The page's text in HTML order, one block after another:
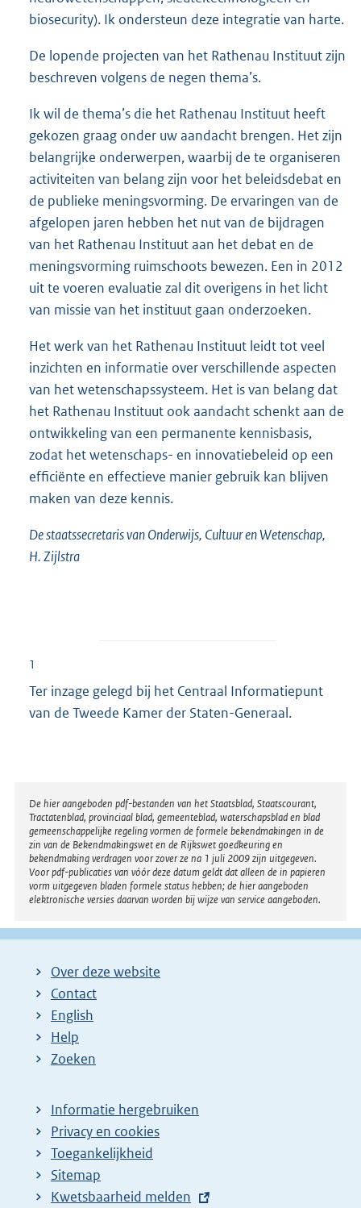
biosecurity). Ik ondersteun deze integratie van harte.
De lopende projecten van het Rathenau Instituut zijn
beschreven volgens de negen thema’s.
Ik wil de thema’s die het Rathenau Instituut heeft
gekozen graag onder uw aandacht brengen. Het zijn
belangrijke onderwerpen, waarbij de te organiseren
activiteiten van belang zijn voor het beleidsdebat en
de publieke meningsvorming. De ervaringen van de
afgelopen jaren hebben het nut van de bijdragen
van het Rathenau Instituut aan het debat en de
meningsvorming ruimschoots bewezen. Een in 2012
uit te voeren evaluatie zal dit overigens in het licht
van missie van het instituut gaan onderzoeken.
Het werk van het Rathenau Instituut leidt tot veel
inzichten en informatie over verschillende aspecten
van het wetenschapssysteem. Het is van belang dat
het Rathenau Instituut ook aandacht schenkt aan de
ontwikkeling van een permanente kennisbasis,
zodat het wetenschaps- en innovatiebeleid op een
efficiënte en effectieve manier gebruik kan blijven
maken van deze kennis.
De staatssecretaris van Onderwijs, Cultuur en Wetenschap,
H. Zijlstra
1
Ter inzage gelegd bij het Centraal Informatiepunt
van de Tweede Kamer der Staten-Generaal.
Disclaimer
De hier aangeboden pdf-bestanden van het Staatsblad, Staatscourant,
Tractatenblad, provinciaal blad, gemeenteblad, waterschapsblad en blad
gemeenschappelijke regeling vormen de formele bekendmakingen in de
zin van de Bekendmakingswet en de Rijkswet goedkeuring en
bekendmaking verdragen voor zover ze na 1 juli 2009 zijn uitgegeven.
Voor pdf-publicaties van vóór deze datum geldt dat alleen de in papieren
vorm uitgegeven bladen formele status hebben; de hier aangeboden
elektronische versies daarvan worden bij wijze van service aangeboden.
Over deze website
Contact
English
Help
Zoeken
Informatie hergebruiken
Privacy en cookies
Toegankelijkheid
Sitemap
E
Kwetsbaarheid melden